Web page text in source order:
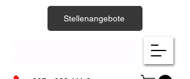
Stellenangebote